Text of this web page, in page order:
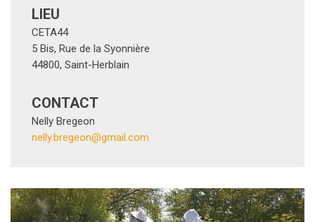
LIEU
CETA44
5 Bis, Rue de la Syonnière
44800, Saint-Herblain
CONTACT
Nelly Bregeon
nelly.bregeon@gmail.com